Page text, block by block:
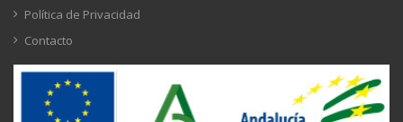
Política de Privacidad
Contacto